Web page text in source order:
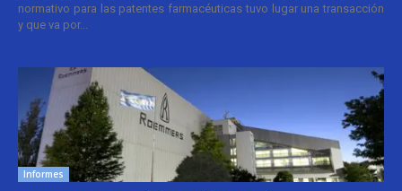
normativo para las patentes farmacéuticas tuvo lugar una transacción
y que va por...
Informes